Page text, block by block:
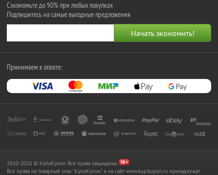
Сэкономьте до 90% при любых покупках
Подпишитесь на самые выгодные предложения
Принимаем к оплате:
2010-2026 © КупиКупон. Все права защищены.
Все права на товарный знак "КупиКупон" и на сайт www.kupikupon.ru принадлежат